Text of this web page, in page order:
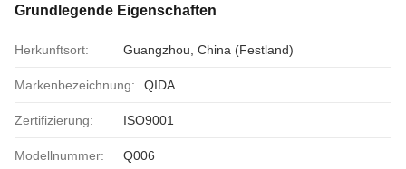
Grundlegende Eigenschaften
Herkunftsort: Guangzhou, China (Festland)
Markenbezeichnung: QIDA
Zertifizierung: ISO9001
Modellnummer: Q006